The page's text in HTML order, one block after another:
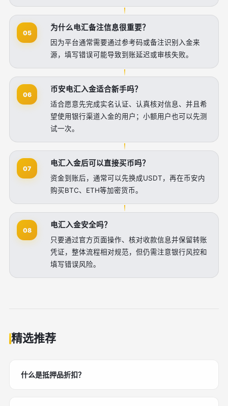
05
为什么电汇备注信息很重要？
因为平台通常需要通过参考码或备注识别入金来
源，填写错误可能导致到账延迟或审核失败。
06
币安电汇入金适合新手吗？
适合愿意先完成实名认证、认真核对信息、并且希
望使用银行渠道入金的用户；小额用户也可以先测
试一次。
07
电汇入金后可以直接买币吗？
资金到账后，通常可以先换成USDT，再在币安内
购买BTC、ETH等加密货币。
08
电汇入金安全吗？
只要通过官方页面操作、核对收款信息并保留转账
凭证，整体流程相对规范，但仍需注意银行风控和
填写错误风险。
精选推荐
什么是抵押品折扣？